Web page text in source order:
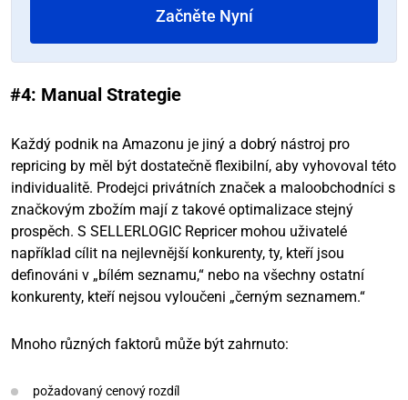
Začněte Nyní
#4: Manual Strategie
Každý podnik na Amazonu je jiný a dobrý nástroj pro
repricing by měl být dostatečně flexibilní, aby vyhovoval této
individualitě. Prodejci privátních značek a maloobchodníci s
značkovým zbožím mají z takové optimalizace stejný
prospěch. S SELLERLOGIC Repricer mohou uživatelé
například cílit na nejlevnější konkurenty, ty, kteří jsou
definováni v „bílém seznamu,“ nebo na všechny ostatní
konkurenty, kteří nejsou vyloučeni „černým seznamem.“
Mnoho různých faktorů může být zahrnuto:
požadovaný cenový rozdíl